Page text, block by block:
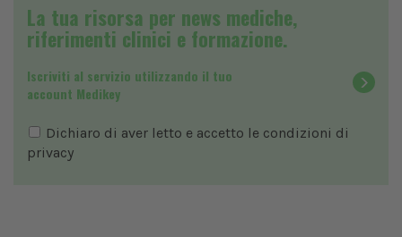
La tua risorsa per news mediche,
riferimenti clinici e formazione.
Iscriviti al servizio utilizzando il tuo
account Medikey
Dichiaro di aver letto e accetto le condizioni di
privacy